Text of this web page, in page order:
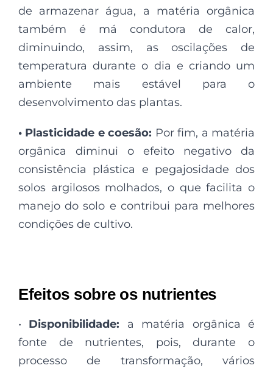
de armazenar água, a matéria orgânica
também é má condutora de calor,
diminuindo, assim, as oscilações de
temperatura durante o dia e criando um
ambiente mais estável para o
desenvolvimento das plantas.
• Plasticidade e coesão: Por fim, a matéria
orgânica diminui o efeito negativo da
consistência plástica e pegajosidade dos
solos argilosos molhados, o que facilita o
manejo do solo e contribui para melhores
condições de cultivo.
Efeitos sobre os nutrientes
• Disponibilidade: a matéria orgânica é
fonte de nutrientes, pois, durante o
processo de transformação, vários